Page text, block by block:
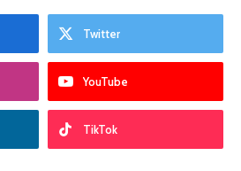
Twitter
YouTube
TikTok